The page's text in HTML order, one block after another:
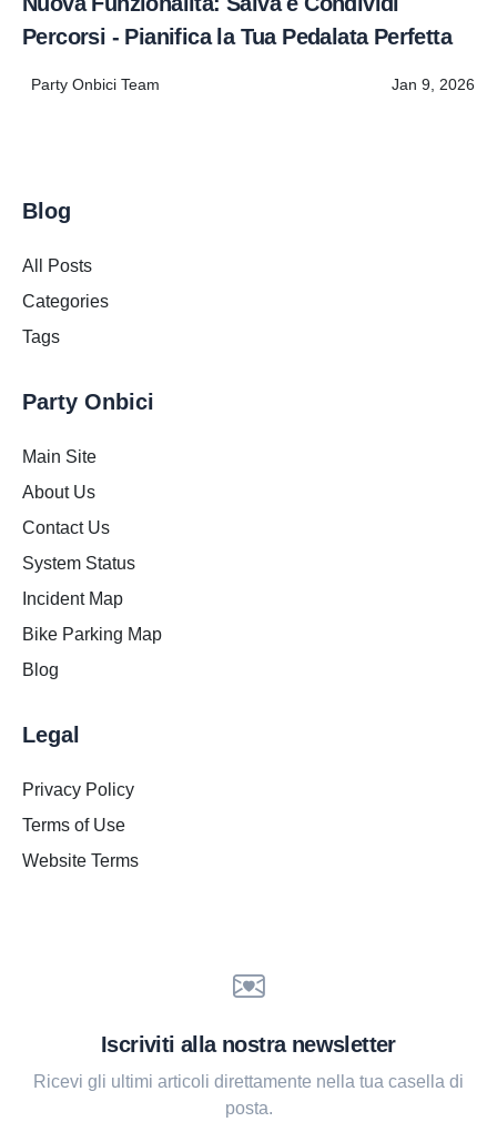
Percorsi - Pianifica la Tua Pedalata Perfetta
Party Onbici Team Jan 9, 2026
Blog
All Posts
Categories
Tags
Party Onbici
Main Site
About Us
Contact Us
System Status
Incident Map
Bike Parking Map
Blog
Legal
Privacy Policy
Terms of Use
Website Terms
Iscriviti alla nostra newsletter
Ricevi gli ultimi articoli direttamente nella tua casella di
posta.